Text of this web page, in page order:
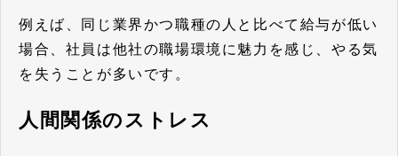
例えば、同じ業界かつ職種の人と比べて給与が低い
場合、社員は他社の職場環境に魅力を感じ、やる気
を失うことが多いです。
人間関係のストレス